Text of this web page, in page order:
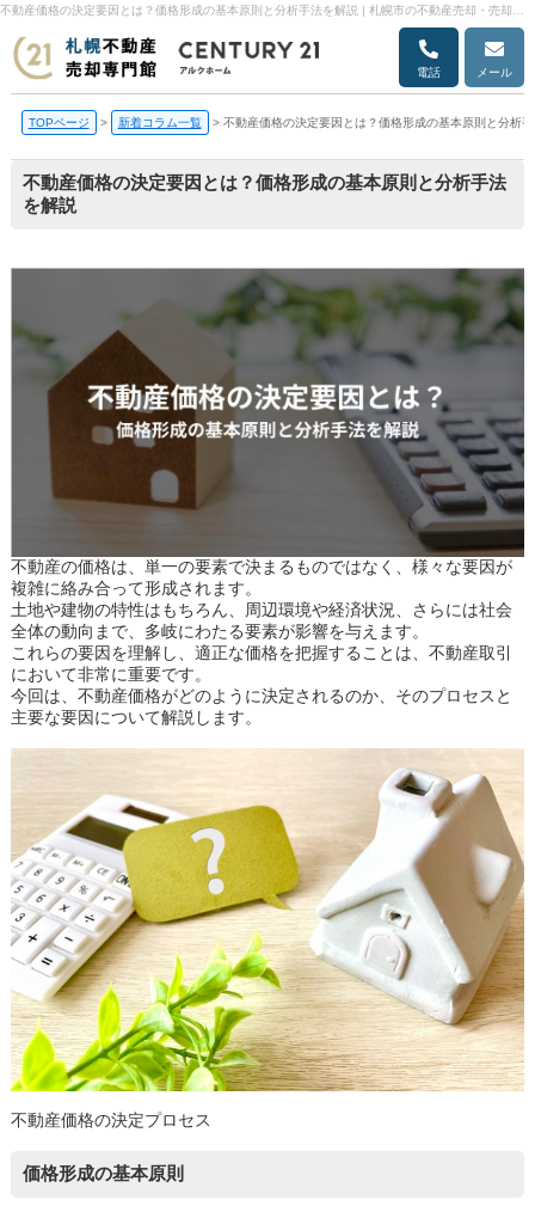
電話 メール
TOPページ > 新着コラム一覧 > 不動産価格の決定要因とは？価格形成の基本原則と分析
不動産価格の決定要因とは？価格形成の基本原則と分析手法
を解説
不動産の価格は、単一の要素で決まるものではなく、様々な要因が
複雑に絡み合って形成されます。
土地や建物の特性はもちろん、周辺環境や経済状況、さらには社会
全体の動向まで、多岐にわたる要素が影響を与えます。
これらの要因を理解し、適正な価格を把握することは、不動産取引
において非常に重要です。
今回は、不動産価格がどのように決定されるのか、そのプロセスと
主要な要因について解説します。
不動産価格の決定プロセス
価格形成の基本原則